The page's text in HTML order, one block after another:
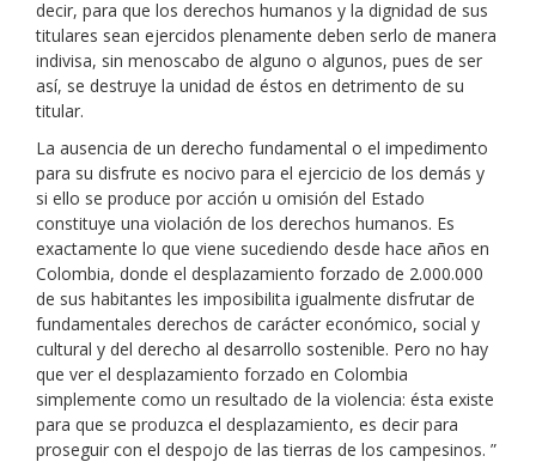
decir, para que los derechos humanos y la dignidad de sus
titulares sean ejercidos plenamente deben serlo de manera
indivisa, sin menoscabo de alguno o algunos, pues de ser
así, se destruye la unidad de éstos en detrimento de su
titular.
La ausencia de un derecho fundamental o el impedimento
para su disfrute es nocivo para el ejercicio de los demás y
si ello se produce por acción u omisión del Estado
constituye una violación de los derechos humanos. Es
exactamente lo que viene sucediendo desde hace años en
Colombia, donde el desplazamiento forzado de 2.000.000
de sus habitantes les imposibilita igualmente disfrutar de
fundamentales derechos de carácter económico, social y
cultural y del derecho al desarrollo sostenible. Pero no hay
que ver el desplazamiento forzado en Colombia
simplemente como un resultado de la violencia: ésta existe
para que se produzca el desplazamiento, es decir para
proseguir con el despojo de las tierras de los campesinos. ”